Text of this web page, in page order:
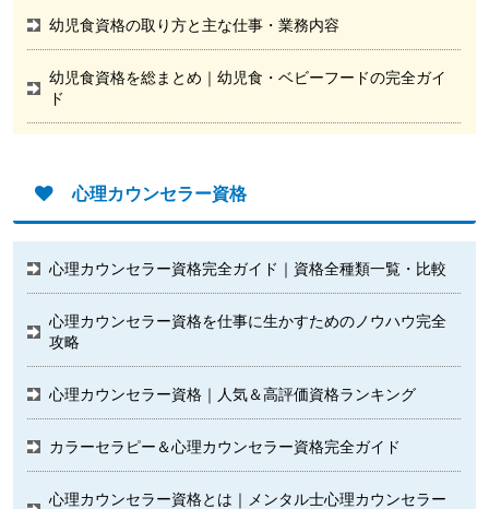
幼児食資格の取り方と主な仕事・業務内容
幼児食資格を総まとめ｜幼児食・ベビーフードの完全ガイ
ド
心理カウンセラー資格
心理カウンセラー資格完全ガイド｜資格全種類一覧・比較
心理カウンセラー資格を仕事に生かすためのノウハウ完全
攻略
心理カウンセラー資格｜人気＆高評価資格ランキング
カラーセラピー＆心理カウンセラー資格完全ガイド
心理カウンセラー資格とは｜メンタル士心理カウンセラー